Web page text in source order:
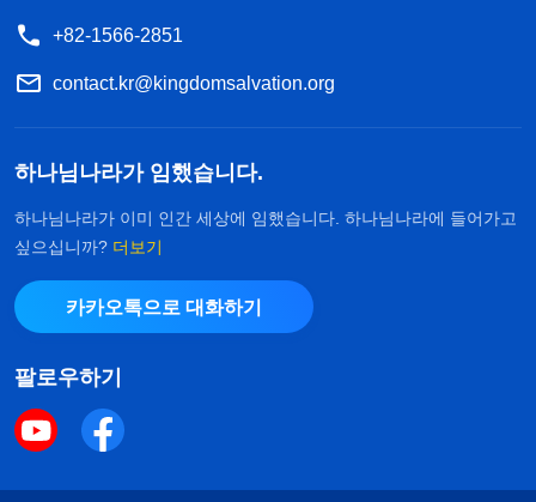
+82-1566-2851
contact.kr@kingdomsalvation.org
하나님나라가 임했습니다.
하나님나라가 이미 인간 세상에 임했습니다. 하나님나라에 들어가고
싶으십니까? 더보기
카카오톡으로 대화하기
팔로우하기